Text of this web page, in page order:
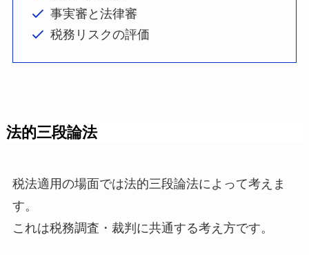
事実審と法律審
税務リスクの評価
法的三段論法
税法適用の場面では法的三段論法によって考えま
す。
これは税務調査・裁判に共通する考え方です。